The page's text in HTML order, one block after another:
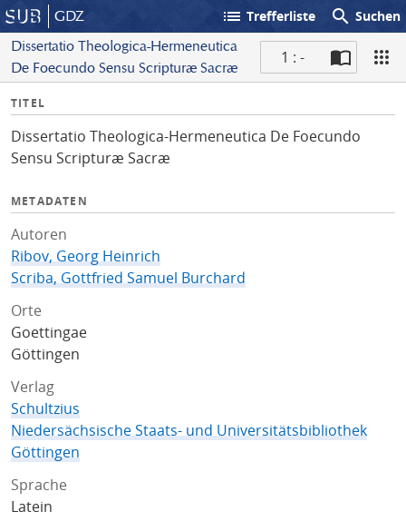
GDZ list Trefferliste search Suchen
Dissertatio Theologica-Hermeneutica
De Foecundo Sensu Scripturæ Sacræ
1 : -
I
f
o
TITEL
Dissertatio Theologica-Hermeneutica De Foecundo
Sensu Scripturæ Sacræ
METADATEN
Autoren
Ribov, Georg Heinrich
Scriba, Gottfried Samuel Burchard
Orte
Goettingae
Göttingen
Verlag
Schultzius
Niedersächsische Staats- und Universitätsbibliothek
Göttingen
Sprache
Latein